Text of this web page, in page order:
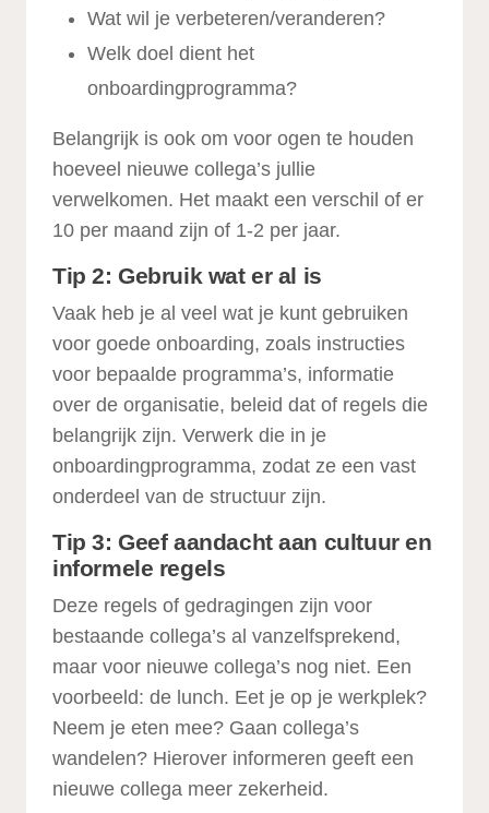
Wat wil je verbeteren/veranderen?
Welk doel dient het
onboardingprogramma?
Belangrijk is ook om voor ogen te houden
hoeveel nieuwe collega’s jullie
verwelkomen. Het maakt een verschil of er
10 per maand zijn of 1-2 per jaar.
Tip 2: Gebruik wat er al is
Vaak heb je al veel wat je kunt gebruiken
voor goede onboarding, zoals instructies
voor bepaalde programma’s, informatie
over de organisatie, beleid dat of regels die
belangrijk zijn. Verwerk die in je
onboardingprogramma, zodat ze een vast
onderdeel van de structuur zijn.
Tip 3: Geef aandacht aan cultuur en
informele regels
Deze regels of gedragingen zijn voor
bestaande collega’s al vanzelfsprekend,
maar voor nieuwe collega’s nog niet. Een
voorbeeld: de lunch. Eet je op je werkplek?
Neem je eten mee? Gaan collega’s
wandelen? Hierover informeren geeft een
nieuwe collega meer zekerheid.